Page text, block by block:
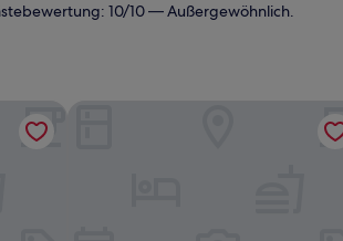
10/10 — Außergewöhnlich.